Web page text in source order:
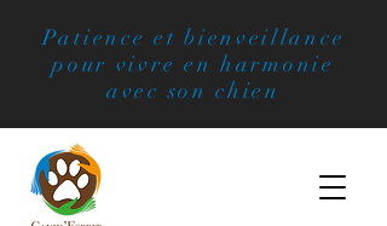
Patience et bienveillance
pour vivre en harmonie
avec son chien